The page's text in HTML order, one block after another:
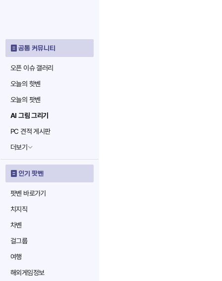
공통 커뮤니티
오픈 이슈 갤러리
오늘의 핫벤
오늘의 팟벤
AI 그림 그리기
PC 견적 게시판
더보기
인기 팟벤
팟벤 바로가기
치지직
차벤
걸그룹
여행
해외게임정보